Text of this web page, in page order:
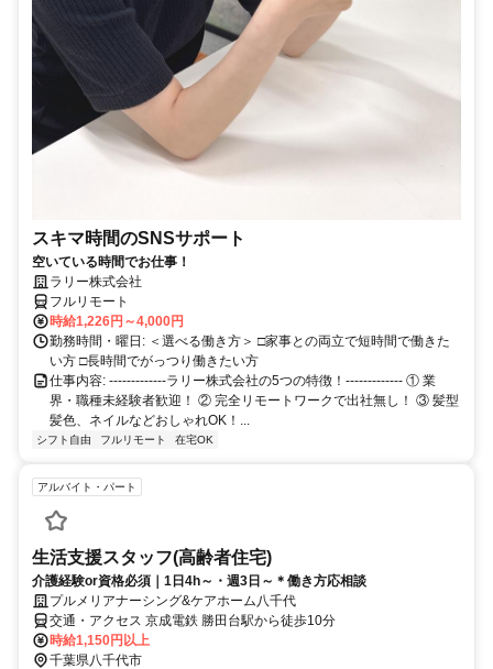
スキマ時間のSNSサポート
空いている時間でお仕事！
ラリー株式会社
フルリモート
時給1,226円～4,000円
勤務時間・曜日: ＜選べる働き方＞ □家事との両立で短時間で働きた
い方 □長時間でがっつり働きたい方
仕事内容: -------------ラリー株式会社の5つの特徴！------------- ① 業
界・職種未経験者歓迎！ ② 完全リモートワークで出社無し！ ③ 髪型
髪色、ネイルなどおしゃれOK！...
シフト自由 フルリモート 在宅OK
アルバイト・パート
生活支援スタッフ(高齢者住宅)
介護経験or資格必須｜1日4h～・週3日～＊働き方応相談
プルメリアナーシング&ケアホーム八千代
交通・アクセス 京成電鉄 勝田台駅から徒歩10分
時給1,150円以上
千葉県八千代市